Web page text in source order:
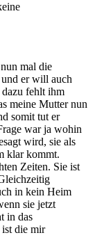
mal die
er will auch
fehlt ihm
meine Mutter nun
somit tut er
war ja wohin
wird, sie als
klar kommt.
Zeiten. Sie ist
in kein Heim
sie jetzt
in das
die mir